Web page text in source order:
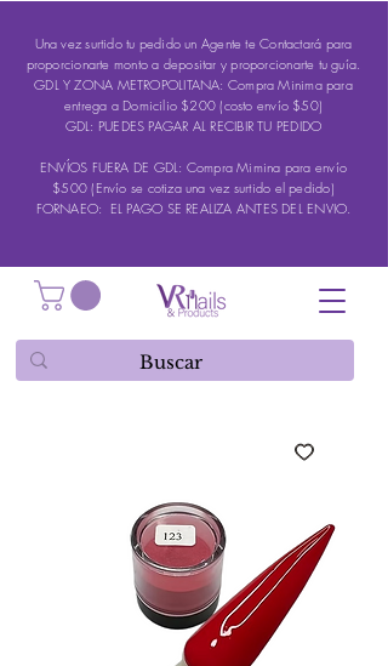
Una vez surtido tu pedido un Agente te Contactará para
proporcionarte monto a depositar y proporcionarte tu guía.
GDL Y ZONA METROPOLITANA: Compra Minima para
entrega a Domicilio $200 (costo envío $50)
GDL: PUEDES PAGAR AL RECIBIR TU PEDIDO
ENVÍOS FUERA DE GDL: Compra Mimina para envío
$500 (Envío se cotiza una vez surtido el pedido)
FORNAEO: EL PAGO SE REALIZA ANTES DEL ENVIO.